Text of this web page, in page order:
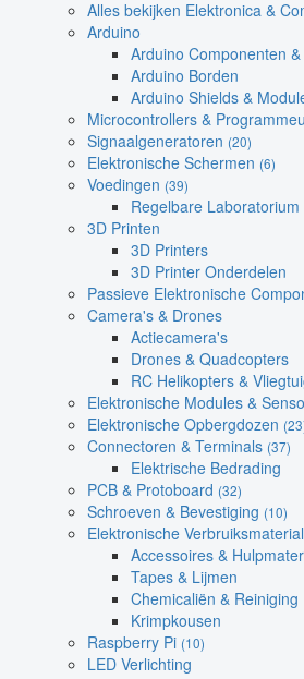
Alles bekijken Elektronica &
Arduino
Arduino Componenten
Arduino Borden
Arduino Shields &
Microcontrollers &
Signaalgeneratoren (20)
Elektronische Schermen (6)
Voedingen (39)
Regelbare Laboratorium
3D Printen
3D Printers
3D Printer Onderdelen
Passieve Elektronische
Camera's & Drones
Actiecamera's
Drones & Quadcopters
RC Helikopters &
Elektronische Modules &
Elektronische Opbergdozen
Connectoren & Terminals (37)
Elektrische Bedrading
PCB & Protoboard (32)
Schroeven & Bevestiging (10)
Elektronische
Accessoires &
Tapes & Lijmen
Chemicaliën & Reiniging
Krimpkousen
Raspberry Pi (10)
LED Verlichting